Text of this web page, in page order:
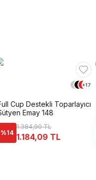
+17
Cup Destekli Toparlayıcı
Emay 148
%14
1.384,90 TL
1.184,09 TL